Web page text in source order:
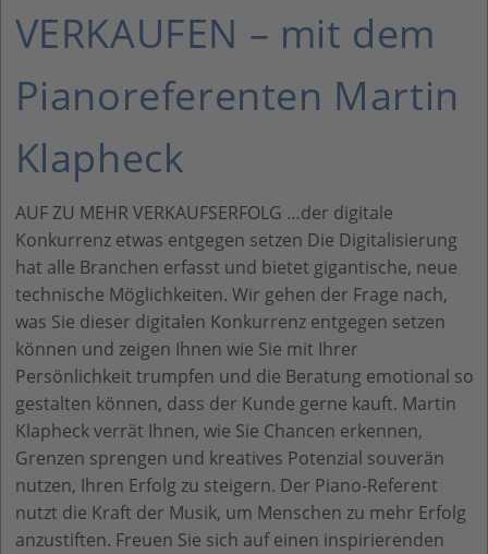
VERKAUFEN – mit dem
Pianoreferenten Martin
Klapheck
AUF ZU MEHR VERKAUFSERFOLG …der digitale
Konkurrenz etwas entgegen setzen Die Digitalisierung
hat alle Branchen erfasst und bietet gigantische, neue
technische Möglichkeiten. Wir gehen der Frage nach,
was Sie dieser digitalen Konkurrenz entgegen setzen
können und zeigen Ihnen wie Sie mit Ihrer
Persönlichkeit trumpfen und die Beratung emotional so
gestalten können, dass der Kunde gerne kauft. Martin
Klapheck verrät Ihnen, wie Sie Chancen erkennen,
Grenzen sprengen und kreatives Potenzial souverän
nutzen, Ihren Erfolg zu steigern. Der Piano-Referent
nutzt die Kraft der Musik, um Menschen zu mehr Erfolg
anzustiften. Freuen Sie sich auf einen inspirierenden